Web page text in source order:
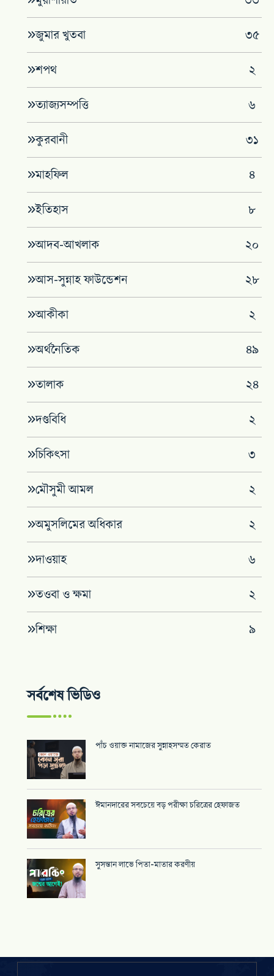
জুমার খুতবা ৩৫
শপথ ২
ত্যাজ্যসম্পত্তি ৬
কুরবানী ৩১
মাহফিল ৪
‌ইতিহাস ৮
আদব-আখলাক ২০
আস-সুন্নাহ ফাউন্ডেশন ২৮
আকীকা ২
অর্থনৈতিক ৪৯
তালাক ২৪
দণ্ডবিধি ২
চিকিৎসা ৩
মৌসুমী আমল ২
অমুসলিমের অধিকার ২
দাওয়াহ ৬
তওবা ও ক্ষমা ২
শিক্ষা ৯
সর্বশেষ ভিডিও
পাঁচ ওয়াক্ত নামাজের সুন্নাহসম্মত কেরাত
ঈমানদারের সবচেয়ে বড় পরীক্ষা চরিত্রের হেফাজত
সুসন্তান লাভে পিতা-মাতার করণীয়